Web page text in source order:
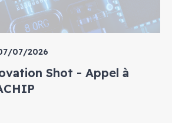
07/2026
Shot - Appel à